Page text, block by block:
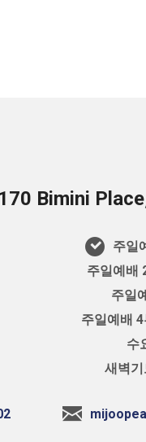
170 Bimini
주일
주일예배
주일
주일예배
수
새벽